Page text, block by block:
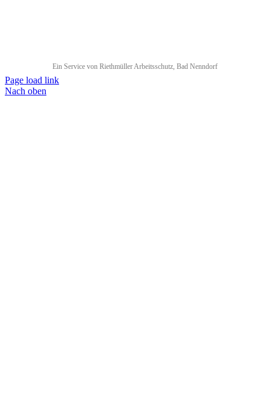
Ein Service von Riethmüller Arbeitsschutz, Bad Nenndorf
Page load link
Nach oben